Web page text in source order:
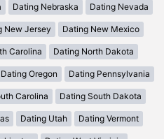
Dating Nebraska Dating Nevada
New Jersey Dating New Mexico
Carolina Dating North Dakota
Dating Oregon Dating Pennsylvania
Carolina Dating South Dakota
Dating Utah Dating Vermont